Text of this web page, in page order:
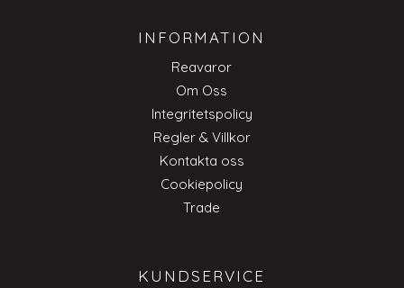
INFORMATION
Reavaror
Om Oss
Integritetspolicy
Regler & Villkor
Kontakta oss
Cookiepolicy
Trade
KUNDSERVICE